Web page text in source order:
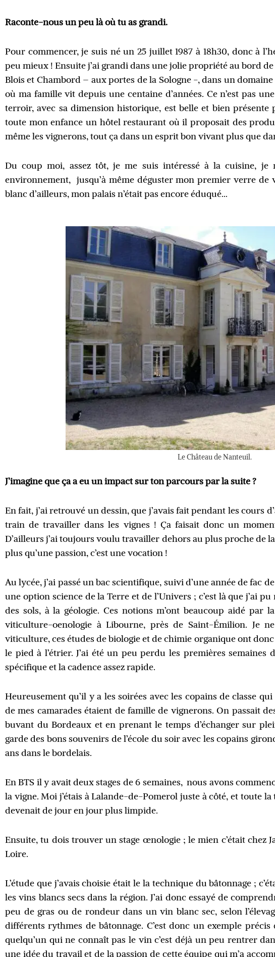
Raconte-nous un peu là où tu as grandi.
Pour commencer, je suis né un 25 juillet 1987 à 18h30, donc à
peu mieux ! Ensuite j’ai grandi dans une jolie propriété au bord
Blois et Chambord – aux portes de la Sologne -, dans un
où ma famille vit depuis une centaine d’années. Ce n’est pas
terroir, avec sa dimension historique, est belle et bien
toute mon enfance un hôtel restaurant où il proposait des
même les vignerons, tout ça dans un esprit bon vivant plus que
Du coup moi, assez tôt, je me suis intéressé à la cuisine, je
environnement, jusqu’à même déguster mon premier verre de
blanc d’ailleurs,mon palais n’était pas encore éduqué…
Le Château de Nanteuil.
J’imagine que ça a eu un impact sur ton parcours par la suite ?
En fait, j’ai retrouvé un dessin, que j’avais fait pendant les cours
train de travailler dans les vignes ! Ça faisait donc un
D’ailleurs j’ai toujours voulu travailler dehors au plus proche de
plus qu’une passion, c’est une vocation !
Au lycée, j’ai passé un bac scientifique, suivi d’une année de fac
une option science de la Terre et de l’Univers ; c’est là que j’ai
des sols, à la géologie. Ces notions m’ont beaucoup aidé par
viticulture-oenologie à Libourne, près de Saint-Émilion. Je
viticulture, ces études de biologie et de chimie organique ont
le pied à l’étrier. J’ai été un peu perdu les premières semaines
spécifique et la cadence assez rapide.
Heureusement qu’il y a les soirées avec les copains de classe
de mes camarades étaient de famille de vignerons. On passait
buvant du Bordeaux et en prenant le temps d’échanger sur
garde des bons souvenirs de l’école du soir avec les copains
ans dans le bordelais.
En BTS il y avait deux stages de 6 semaines, nous avons
la vigne. Moi j’étais à Lalande-de-Pomerol juste à côté, et toute
devenait de jour en jour plus limpide.
Ensuite, tu dois trouver un stage œnologie ; le mien c’était chez
Loire.
L’étude que j’avais choisie était le la technique du bâtonnage ;
les vins blancs secs dans la région. J’ai donc essayé de
peu de gras ou de rondeur dans un vin blanc sec, selon
différents rythmes de bâtonnage. C’est donc un exemple
quelqu’un qui ne connaît pas le vin c’est déjà un peu rentrer
une idée du travail et de la passion de cette équipe qui m’a